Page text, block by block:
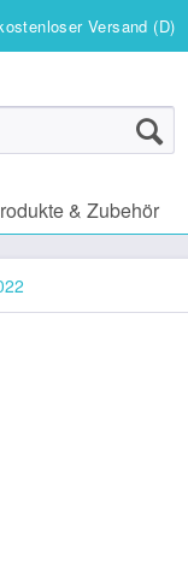
Versand (D)
& Zubehör